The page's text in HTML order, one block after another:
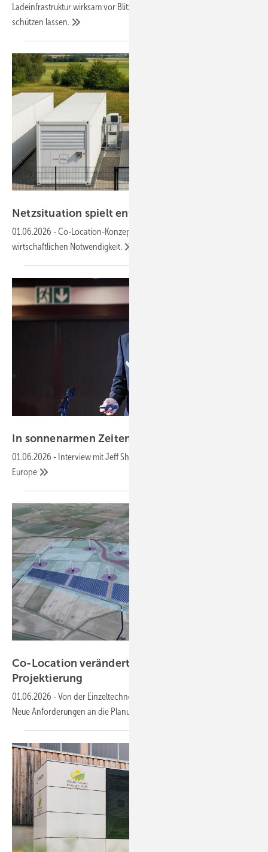
Ladeinfrastruktur wirksam vor Blitz- und Überspannungsschäden
schützen lassen.
Netz­situation spielt entscheidende
01.06.2026 -Co-Location-Konzepte mit Batteriespeichern werden zur
wirtschaftlichen Notwendigkeit.
In sonnenarmen Zeiten Strom­kosten
01.06.2026 - Interview mit Jeff Shen, Head of Sales Jackery
Europe
Co-Location verändert die Logik der
Projektierung
01.06.2026 -Von der Einzeltechnologie zum System:
Neue Anforderungen an die Planung von hybriden